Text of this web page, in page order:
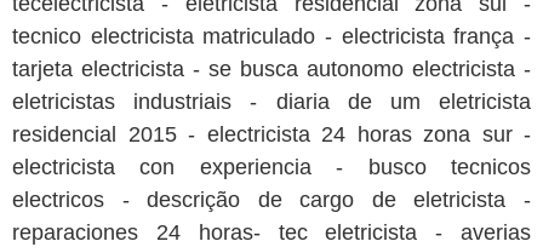
tecnico electricista matriculado - electricista frança -
tarjeta electricista - se busca autonomo electricista -
eletricistas industriais - diaria de um eletricista
residencial 2015 - electricista 24 horas zona sur -
electricista con experiencia - busco tecnicos
electricos - descrição de cargo de eletricista -
reparaciones 24 horas- tec eletricista - averias